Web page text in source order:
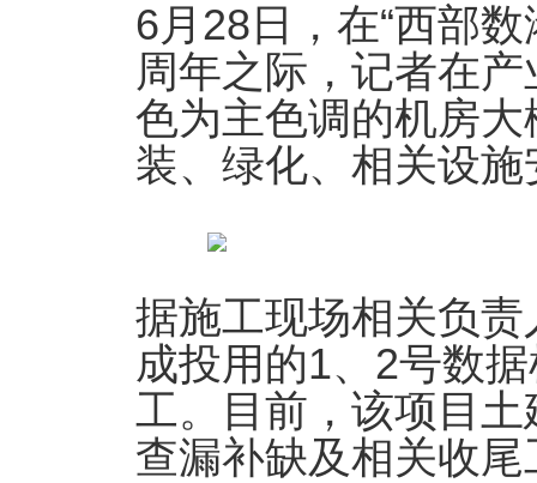
6月28日，在“西部
周年之际，记者在
色为主色调的机房
装、绿化、相关设
据施工现场相关负
成投用的1、2号数
工。目前，该项目
查漏补缺及相关收尾